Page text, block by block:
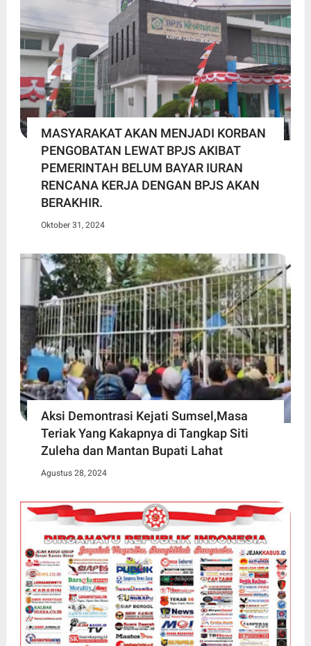
MASYARAKAT AKAN MENJADI KORBAN
PENGOBATAN LEWAT BPJS AKIBAT
PEMERINTAH BELUM BAYAR IURAN
RENCANA KERJA DENGAN BPJS AKAN
BERAKHIR.
Oktober 31, 2024
Aksi Demontrasi Kejati Sumsel,Masa
Teriak Yang Kakapnya di Tangkap Siti
Zuleha dan Mantan Bupati Lahat
Agustus 28, 2024